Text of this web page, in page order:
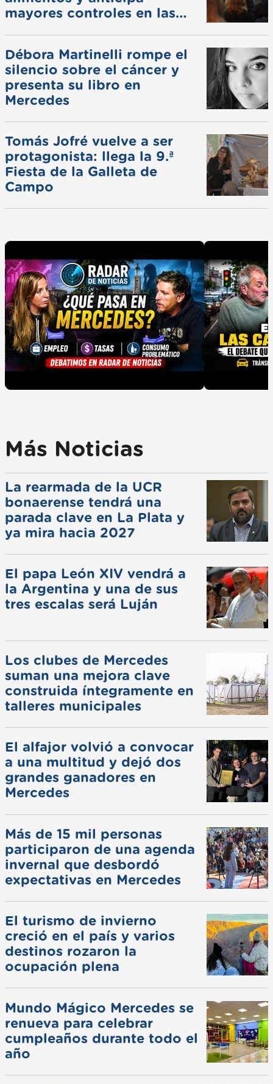
mayores controles en las
Débora Martinelli rompe el
silencio sobre el cáncer y
presenta su libro en
Mercedes
Tomás Jofré vuelve a ser
protagonista: llega la 9.ª
Fiesta de la Galleta de
Campo
Más Noticias
La rearmada de la UCR
bonaerense tendrá una
parada clave en La Plata y
ya mira hacia 2027
El papa León XIV vendrá a
la Argentina y una de sus
tres escalas será Luján
Los clubes de Mercedes
suman una mejora clave
construida íntegramente en
talleres municipales
El alfajor volvió a convocar
a una multitud y dejó dos
grandes ganadores en
Mercedes
Más de 15 mil personas
participaron de una agenda
invernal que desbordó
expectativas en Mercedes
El turismo de invierno
creció en el país y varios
destinos rozaron la
ocupación plena
Mundo Mágico Mercedes se
renueva para celebrar
cumpleaños durante todo el
año